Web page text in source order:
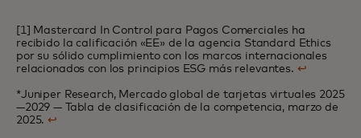
[1] Mastercard In Control para Pagos Comerciales ha
recibido la calificación «EE» de la agencia Standard Ethics
por su sólido cumplimiento con los marcos internacionales
relacionados con los principios ESG más relevantes. ↩
*Juniper Research, Mercado global de tarjetas virtuales 2025
—2029 — Tabla de clasificación de la competencia, marzo de
2025.↩